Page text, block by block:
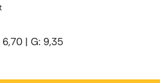
| G: 9,35